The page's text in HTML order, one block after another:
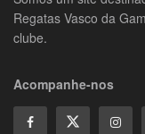
Regatas Vasco da
clube.
Acompanhe-nos